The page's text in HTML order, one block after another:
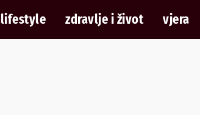
lifestyle zdravlje i život vjera